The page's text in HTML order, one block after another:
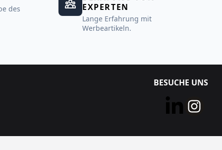
des
EXPERTEN
Lange Erfahrung mit
Werbeartikeln.
BESUCHE UNS